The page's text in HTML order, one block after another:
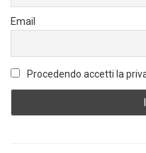
Email
Procedendo accetti la